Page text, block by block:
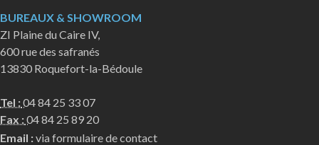
BUREAUX & SHOWROOM
ZI Plaine du Caire IV,
600 rue des safranés
13830 Roquefort-la-Bédoule
Tel :04 84 25 33 07
Fax :04 84 25 89 20
Email :via formulaire de contact